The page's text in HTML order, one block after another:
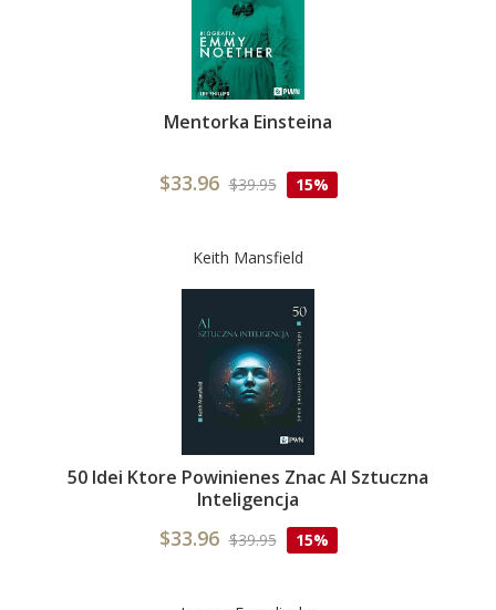
Mentorka Einsteina
$33.96 $39.95 15%
Keith Mansfield
50 Idei Ktore Powinienes Znac AI Sztuczna
Inteligencja
$33.96 $39.95 15%